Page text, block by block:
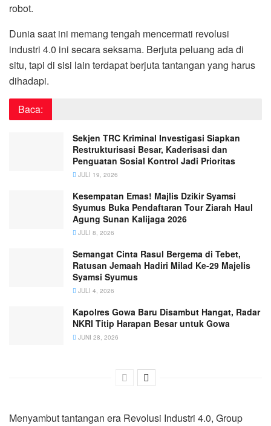
robot.
Dunia saat ini memang tengah mencermati revolusi
industri 4.0 ini secara seksama. Berjuta peluang ada di
situ, tapi di sisi lain terdapat berjuta tantangan yang harus
dihadapi.
Baca:
Sekjen TRC Kriminal Investigasi Siapkan
Restrukturisasi Besar, Kaderisasi dan
Penguatan Sosial Kontrol Jadi Prioritas
JULI 19, 2026
Kesempatan Emas! Majlis Dzikir Syamsi
Syumus Buka Pendaftaran Tour Ziarah Haul
Agung Sunan Kalijaga 2026
JULI 8, 2026
Semangat Cinta Rasul Bergema di Tebet,
Ratusan Jemaah Hadiri Milad Ke-29 Majelis
Syamsi Syumus
JULI 4, 2026
Kapolres Gowa Baru Disambut Hangat, Radar
NKRI Titip Harapan Besar untuk Gowa
JUNI 28, 2026
Menyambut tantangan era Revolusi Industri 4.0, Group